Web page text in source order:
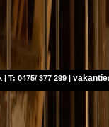
| T: 0475/ 377 299 |